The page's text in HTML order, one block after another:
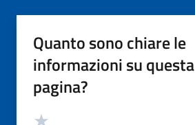
Quanto sono chiare le
informazioni su questa
pagina?
Valutazione